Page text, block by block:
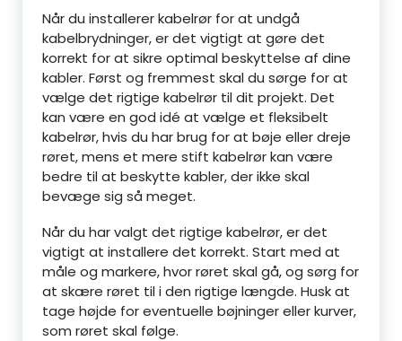
Når du installerer kabelrør for at undgå
kabelbrydninger, er det vigtigt at gøre det
korrekt for at sikre optimal beskyttelse af dine
kabler. Først og fremmest skal du sørge for at
vælge det rigtige kabelrør til dit projekt. Det
kan være en god idé at vælge et fleksibelt
kabelrør, hvis du har brug for at bøje eller dreje
røret, mens et mere stift kabelrør kan være
bedre til at beskytte kabler, der ikke skal
bevæge sig så meget.
Når du har valgt det rigtige kabelrør, er det
vigtigt at installere det korrekt. Start med at
måle og markere, hvor røret skal gå, og sørg for
at skære røret til i den rigtige længde. Husk at
tage højde for eventuelle bøjninger eller kurver,
som røret skal følge.